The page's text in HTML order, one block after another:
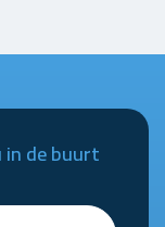
in de buurt